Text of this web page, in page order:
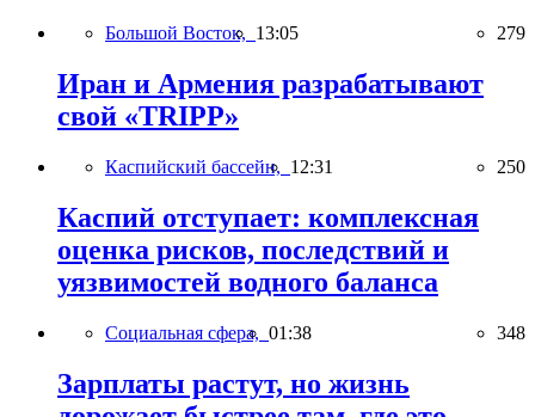
Большой Восток, 13:05 279
Иран и Армения разрабатывают
свой «TRIPP»
Каспийский бассейн, 12:31 250
Каспий отступает: комплексная
оценка рисков, последствий и
уязвимостей водного баланса
Социальная сфера, 01:38 348
Зарплаты растут, но жизнь